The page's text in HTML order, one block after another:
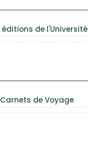
éditions de l'Université
de Voyage